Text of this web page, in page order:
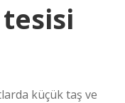
küçük taş ve